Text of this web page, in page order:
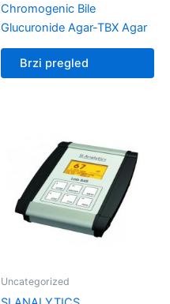
Chromogenic Bile
Glucuronide Agar-TBX Agar
Brzi pregled
Uncategorized